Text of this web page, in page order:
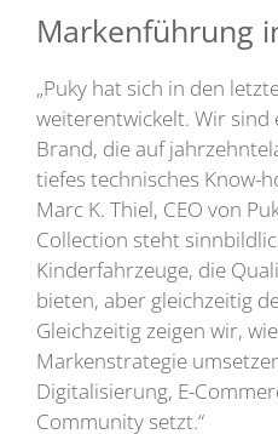
Markenführung
„Puky hat sich in den
weiterentwickelt. Wir sind
Brand, die auf
tiefes technisches Know-
Marc K. Thiel, CEO von
Collection steht
Kinderfahrzeuge, die
bieten, aber gleichzeitig
Gleichzeitig zeigen wir,
Markenstrategie
Digitalisierung, E-
Community setzt.“